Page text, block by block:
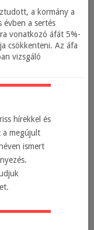
a kormány a
évben a sertés
vonatkozó áfát 5%-
csökkenteni. Az áfa
vizsgáló
hírekkel és
a megújult
ismert